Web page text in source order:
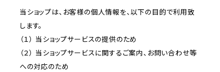
当ショップは、お客様の個人情報を、以下の目的で利用致
します。
（１） 当ショップサービスの提供のため
（２） 当ショップサービスに関するご案内、お問い合わせ等
への対応のため